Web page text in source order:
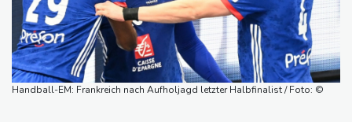
UEFA hält an FIFA-Boykott fest - CAF hält zu Infantino
Jemen: 38 Soldaten bei Huthi-Angriffen getötet - Regierung
kündigt Vergeltung an
Mindestens zwei Tote bei Bombenexplosion in Kleinbus nahe
Damaskus
Handball-EM: Frankreich nach Aufholjagd letzter Halbfinalist / Foto: ©